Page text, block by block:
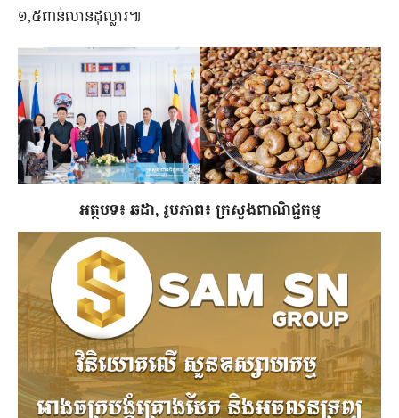
១,៥ពាន់លានដុល្លារ៕
អត្ថបទ៖ ឆដា, រូបភាព៖ ក្រសួងពាណិជ្ជកម្ម